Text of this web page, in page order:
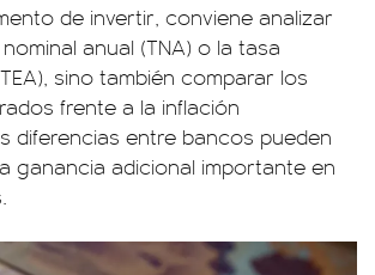
de invertir, conviene analizar
anual (TNA) o la tasa
sino también comparar los
frente a la inflación
diferencias entre bancos pueden
ganancia adicional importante en